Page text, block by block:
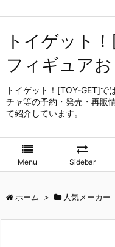
トイゲット
フィギュア
トイゲット！[TOY-GET]で
チャ等の予約・発売・再販
て紹介しています。
Menu Sidebar
ホーム > 人気メーカー